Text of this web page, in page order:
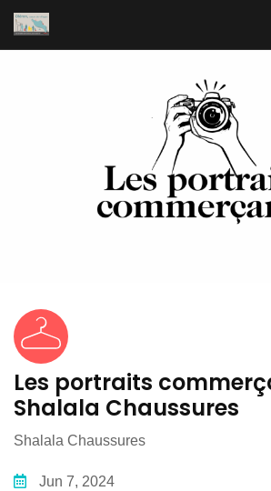
Les portraits
Shalala Chaussures
Shalala Chaussures
Jun 7, 2024